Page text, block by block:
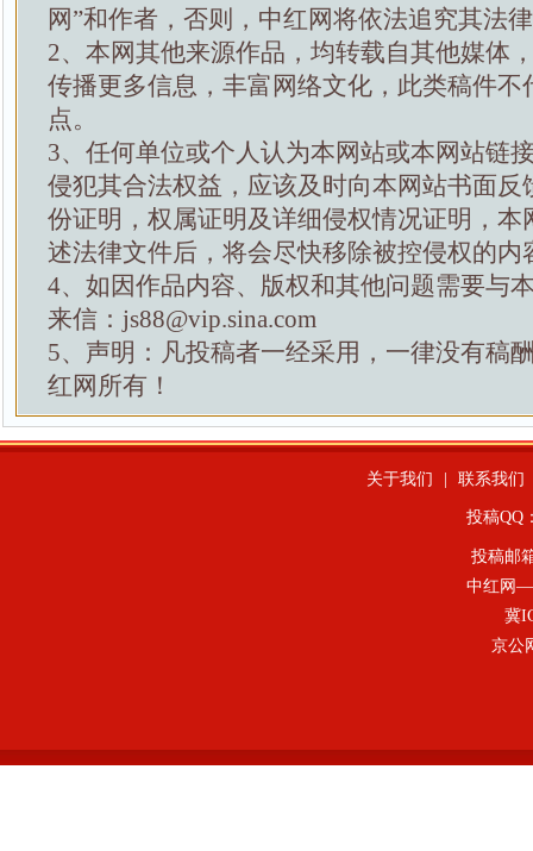
网”和作者，否则，中红网将依法追究其法
2、本网其他来源作品，均转载自其他媒体
传播更多信息，丰富网络文化，此类稿件不
点。
3、任何单位或个人认为本网站或本网站链
侵犯其合法权益，应该及时向本网站书面反
份证明，权属证明及详细侵权情况证明，本
述法律文件后，将会尽快移除被控侵权的内
4、如因作品内容、版权和其他问题需要与
来信：js88@vip.sina.com
5、声明：凡投稿者一经采用，一律没有稿
红网所有！
关于我们 联系我们
投稿QQ
投稿邮
中红网—
冀
京公